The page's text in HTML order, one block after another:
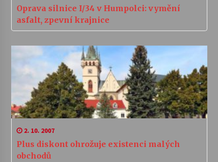
Oprava silnice I/34 v Humpolci: vymění
asfalt, zpevní krajnice
2. 10. 2007
Plus diskont ohrožuje existenci malých
obchodů